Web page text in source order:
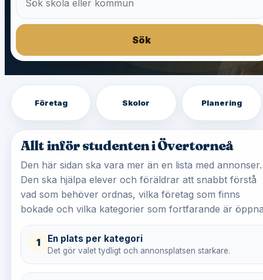
Sök
Företag Skolor Planering
Allt inför studenten i Övertorneå
Den här sidan ska vara mer än en lista med annonser.
Den ska hjälpa elever och föräldrar att snabbt förstå
vad som behöver ordnas, vilka företag som finns
bokade och vilka kategorier som fortfarande är
1 En plats per kategori
Det gör valet tydligt och annonsplatsen starkare.